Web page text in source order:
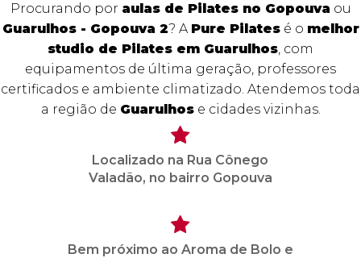
Procurando por aulas de Pilates no Gopouva ou
Guarulhos - Gopouva 2? A Pure Pilatesé o melhor
studio de Pilates em Guarulhos, com
equipamentos de última geração, professores
certificados e ambiente climatizado. Atendemos toda
a região de Guarulhose cidades vizinhas.
Localizado na Rua Cônego
Valadão, no bairro Gopouva
Bem próximo ao Aroma de Bolo e